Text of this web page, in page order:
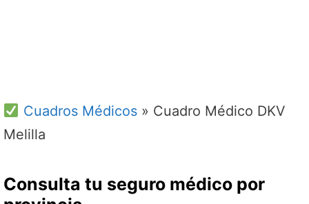
Cuadros Médicos» Cuadro Médico DKV
Melilla
Consulta tu seguro médico por